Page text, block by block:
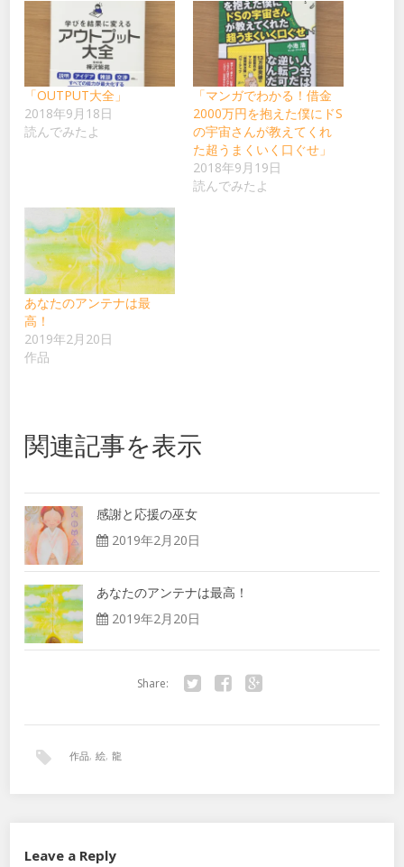
(新
し
い
ン
ド
ウ
で
開
き
ま
リ
ッ
ク
し
て
く
だ
さ
い
(新
し
き
ま
す)
「OUTPUT大全」
2018年9月18日
読んでみたよ
「マンガでわかる！借金
2000万円を抱えた僕にドS
の宇宙さんが教えてくれ
た超うまくいく口ぐせ」
2018年9月19日
読んでみたよ
あなたのアンテナは最
高！
2019年2月20日
作品
関連記事を表示
感謝と応援の巫女
2019年2月20日
あなたのアンテナは最高！
2019年2月20日
Share:
作品, 絵, 龍
Leave a Reply